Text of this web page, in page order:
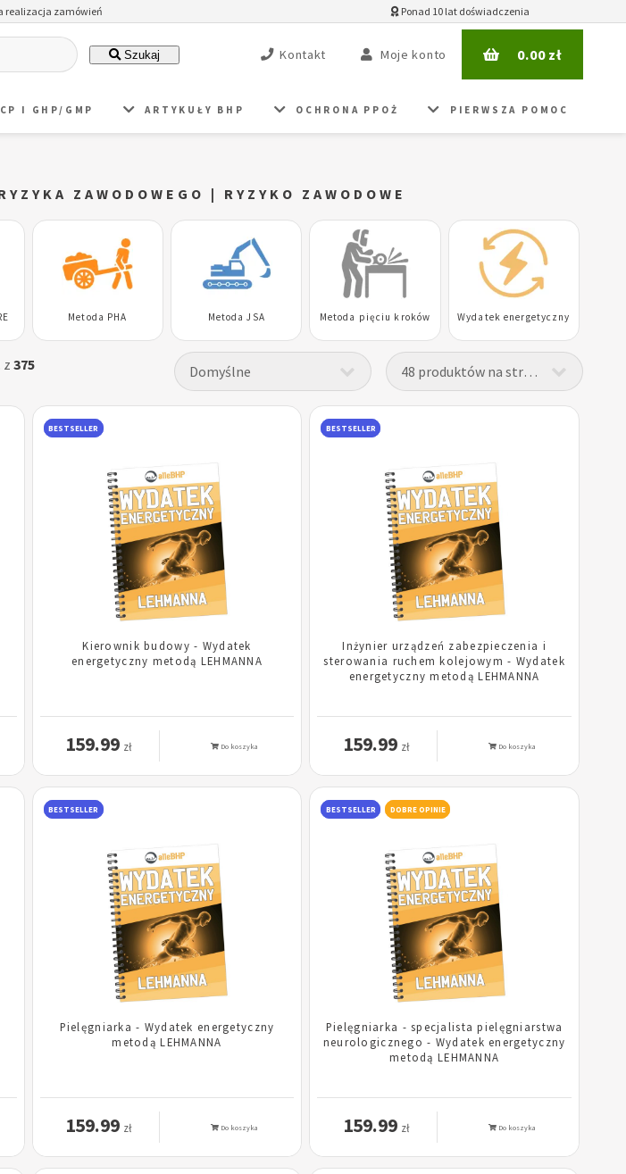
realizacja zamówień Ponad 10 lat doświadczenia
Szukaj Kontakt Moje konto 0.00zł
I GHP/GMP ARTYKUŁY BHP OCHRONA PPOŻ PIERWSZA POMOC
ZAWODOWEGO | RYZYKO ZAWODOWE
Metoda PHA Metoda JSA Metoda pięciu kroków Wydatek energetyczny
z 375
BESTSELLER
Kierownik budowy - Wydatek
energetyczny metodą LEHMANNA
159.99 zł Do koszyka
BESTSELLER
Inżynier urządzeń zabezpieczenia i
sterowania ruchem kolejowym - Wydatek
energetyczny metodą LEHMANNA
159.99 zł Do koszyka
BESTSELLER
Pielęgniarka - Wydatek energetyczny
metodą LEHMANNA
159.99 zł Do koszyka
BESTSELLER DOBRE OPINIE
Pielęgniarka - specjalista pielęgniarstwa
neurologicznego - Wydatek energetyczny
metodą LEHMANNA
159.99 zł Do koszyka